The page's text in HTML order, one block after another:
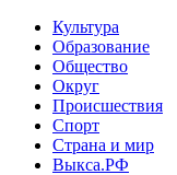
Культура
Образование
Общество
Округ
Происшествия
Спорт
Страна и мир
Выкса.РФ